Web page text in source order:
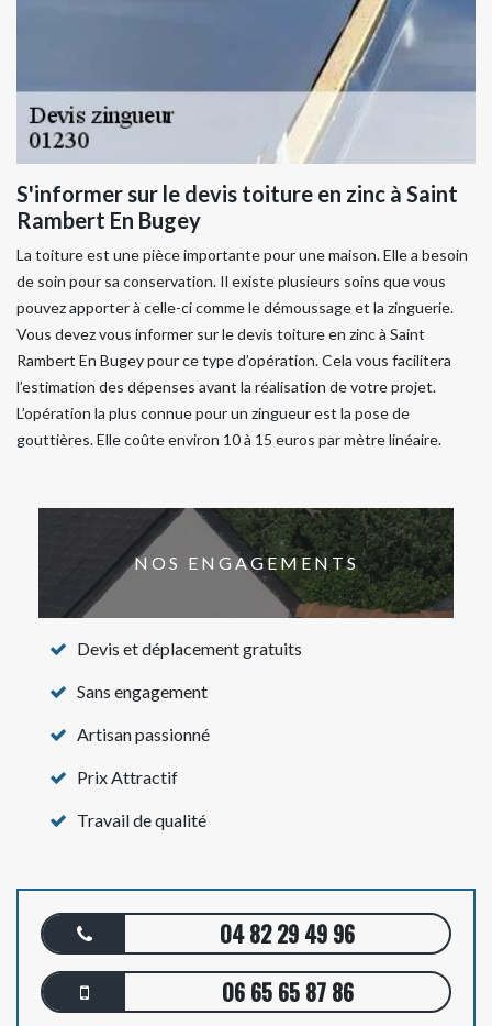
S'informer sur le devis toiture en zinc à Saint
Rambert En Bugey
La toiture est une pièce importante pour une maison. Elle a besoin
de soin pour sa conservation. Il existe plusieurs soins que vous
pouvez apporter à celle-ci comme le démoussage et la zinguerie.
Vous devez vous informer sur le devis toiture en zinc à Saint
Rambert En Bugey pour ce type d’opération. Cela vous facilitera
l’estimation des dépenses avant la réalisation de votre projet.
L’opération la plus connue pour un zingueur est la pose de
gouttières. Elle coûte environ 10 à 15 euros par mètre linéaire.
NOS ENGAGEMENTS
Devis et déplacement gratuits
Sans engagement
Artisan passionné
Prix Attractif
Travail de qualité
04 82 29 49 96
06 65 65 87 86